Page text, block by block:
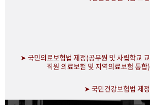
➤ 국민의료보험법 제정(공무원 및 사립학교 교
직원 의료보험 및 지역의료보험 통합)
➤ 국민건강보험법 제정